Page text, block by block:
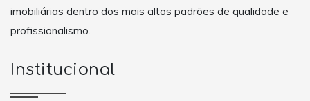
imobiliárias dentro dos mais altos padrões de qualidade e
profissionalismo.
Institucional